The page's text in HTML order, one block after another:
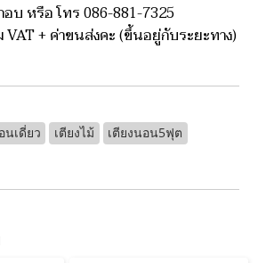
บ หรือ โทร 086-881-7325
VAT + ค่าขนส่งคะ (ขึ้นอยู่กับระยะทาง)
นเดี่ยว เตียงไม้ เตียงนอน5ฟุต